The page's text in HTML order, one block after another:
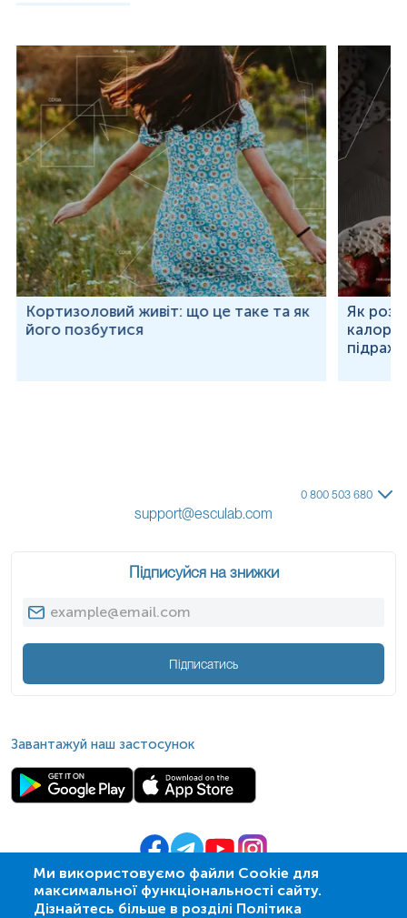
Кортизоловий живіт: що це таке та як
його позбутися
Як
Ми використовуємо файли Cookie для
максимальної функціональності сайту.
Дізнайтесь більше в розділі Політика
0 800 503 680
support@esculab.com
Підписуйся на знижки
Підписатись
Завантажуй наш застосунок
© 2009- 2026 | ПСМЛ «Ескулаб»